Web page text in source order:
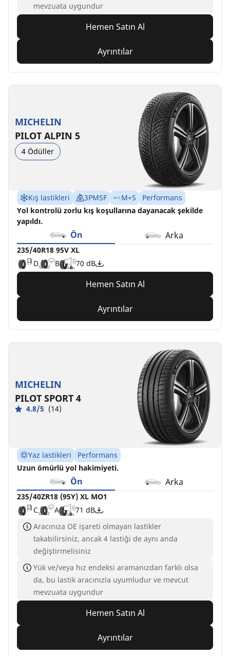
mevzuata uygundur
Hemen Satın Al
Ayrıntılar
MICHELIN
PILOT ALPIN 5
4 Ödüller
Kış lastikleri 3PMSF M+S
Performans
Yol kontrolü zorlu kış koşullarına dayanacak şekilde
yapıldı.
Ön Arka
235/40R18 95V XL
D
B 70 dB
Hemen Satın Al
Ayrıntılar
MICHELIN
PILOT SPORT 4
4.8/5 (14)
Yaz lastikleri
Performans
Uzun ömürlü yol hakimiyeti.
Ön Arka
235/40ZR18 (95Y) XL MO1
C
A
71 dB
Aracınıza OE işareti olmayan lastikler
takabilirsiniz, ancak 4 lastiği de aynı anda
değiştirmelisiniz
Yük ve/veya hız endeksi aramanızdan farklı olsa
da, bu lastik aracınızla uyumludur ve mevcut
mevzuata uygundur
Hemen Satın Al
Ayrıntılar